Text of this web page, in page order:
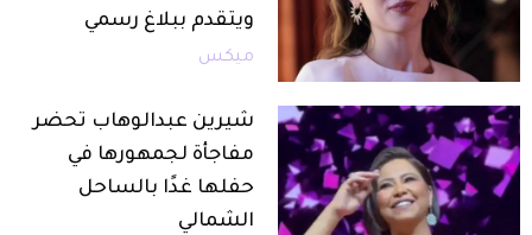
ويتقدم ببلاغ رسمي
ميكس
شيرين عبدالوهاب تحضر
مفاجأة لجمهورها في
حفلها غدًا بالساحل
الشمالي